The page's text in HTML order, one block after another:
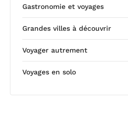
Gastronomie et voyages
Grandes villes à découvrir
Voyager autrement
Voyages en solo